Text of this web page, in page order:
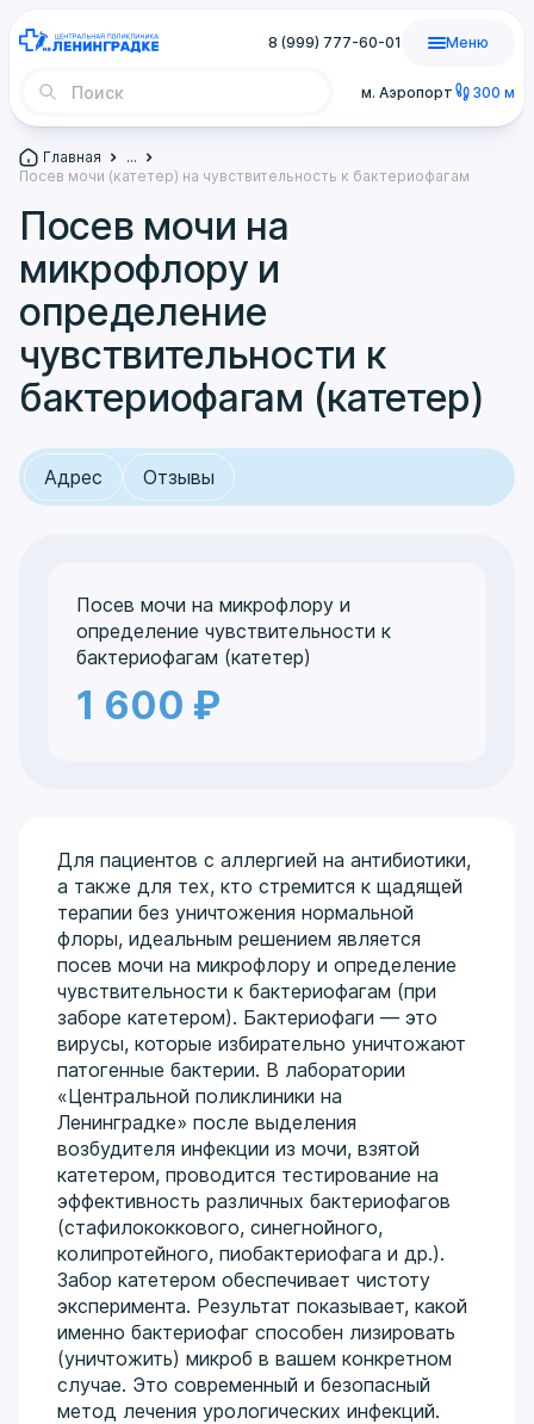
м. Аэропорт 300 м
8 (999) 777-60-01 Меню
Главная
...
Посев мочи (катетер) на чувствительность к бактериофагам
Посев мочи на
микрофлору и
определение
чувствительности к
бактериофагам (катетер)
Адрес Отзывы
Посев мочи на микрофлору и
определение чувствительности к
бактериофагам (катетер)
1 600 ₽
Для пациентов с аллергией на антибиотики,
а также для тех, кто стремится к щадящей
терапии без уничтожения нормальной
флоры, идеальным решением является
посев мочи на микрофлору и определение
чувствительности к бактериофагам (при
заборе катетером). Бактериофаги — это
вирусы, которые избирательно уничтожают
патогенные бактерии. В лаборатории
«Центральной поликлиники на
Ленинградке» после выделения
возбудителя инфекции из мочи, взятой
катетером, проводится тестирование на
эффективность различных бактериофагов
(стафилококкового, синегнойного,
колипротейного, пиобактериофага и др.).
Забор катетером обеспечивает чистоту
эксперимента. Результат показывает, какой
именно бактериофаг способен лизировать
(уничтожить) микроб в вашем конкретном
случае. Это современный и безопасный
метод лечения урологических инфекций.